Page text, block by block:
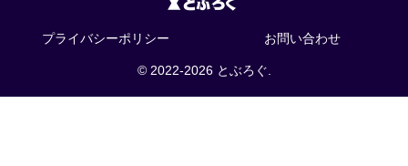
プライバシーポリシー お問い合わせ
© 2022-2026 とぶろぐ.